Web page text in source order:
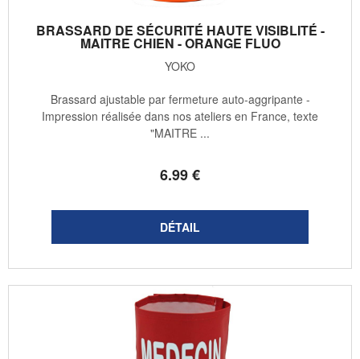
BRASSARD DE SÉCURITÉ HAUTE VISIBLITÉ -
MAITRE CHIEN - ORANGE FLUO
YOKO
6.99€
Brassard ajustable par fermeture auto-aggripante -
Impression réalisée dans nos ateliers en France, texte
"MAITRE ...